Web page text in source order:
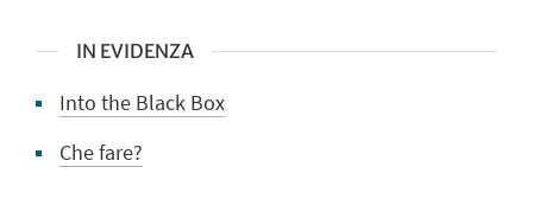
IN EVIDENZA
Into the Black Box
Che fare?